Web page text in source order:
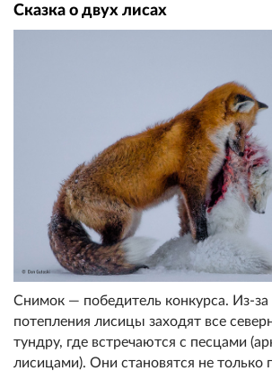
Сказка о двух лисах
Снимок — победитель конкурса. Из-за
потепления лисицы заходят все
тундру, где встречаются с песцами
лисицами). Они становятся не только